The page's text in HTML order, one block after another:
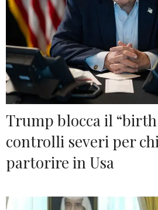
Trump blocca il
controlli severi per
partorire in Usa